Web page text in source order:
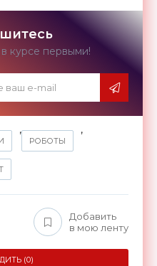
курсе первыми!
,
РОБОТЫ
,
Добавить
в мою ленту
(0)